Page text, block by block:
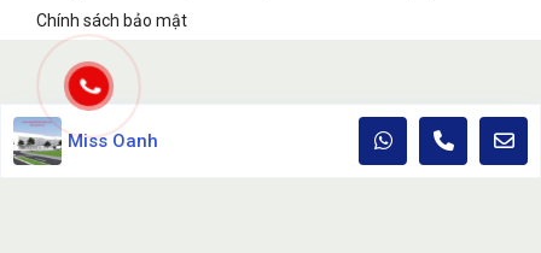
Chính sách bảo mật
Miss Oanh